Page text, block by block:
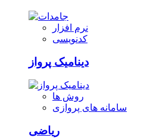
نرم افزار
کدنویسی
دینامیک پرواز
روش ها
سامانه های پروازی
ریاضی